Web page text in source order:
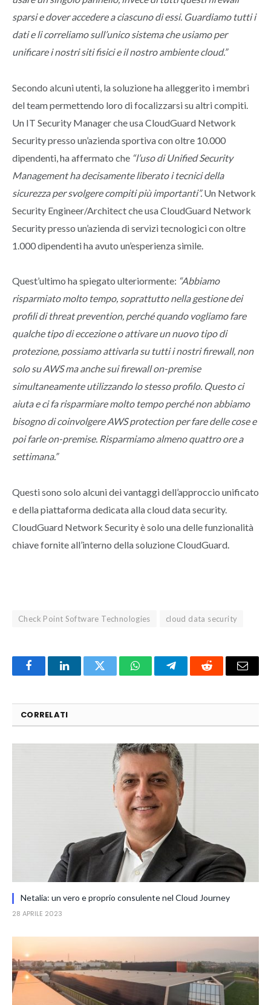
sparsi e dover accedere a ciascuno di essi. Guardiamo tutti i
dati e li correliamo sull’unico sistema che usiamo per
unificare i nostri siti fisici e il nostro ambiente cloud.”
Secondo alcuni utenti, la soluzione ha alleggerito i membri
del team permettendo loro di focalizzarsi su altri compiti.
Un IT Security Manager che usa CloudGuard Network
Security presso un’azienda sportiva con oltre 10.000
dipendenti, ha affermato che “l’uso di Unified Security
Management ha decisamente liberato i tecnici della
sicurezza per svolgere compiti più importanti”.Un Network
Security Engineer/Architect che usa CloudGuard Network
Security presso un’azienda di servizi tecnologici con oltre
1.000 dipendenti ha avuto un’esperienza simile.
Quest’ultimo ha spiegato ulteriormente: “Abbiamo
risparmiato molto tempo, soprattutto nella gestione dei
profili di threat prevention, perché quando vogliamo fare
qualche tipo di eccezione o attivare un nuovo tipo di
protezione, possiamo attivarla su tutti i nostri firewall, non
solo su AWS ma anche sui firewall on-premise
simultaneamente utilizzando lo stesso profilo. Questo ci
aiuta e ci fa risparmiare molto tempo perché non abbiamo
bisogno di coinvolgere AWS protection per fare delle cose e
poi farle on-premise. Risparmiamo almeno quattro ore a
settimana.”
Questi sono solo alcuni dei vantaggi dell’approccio unificato
e della piattaforma dedicata alla cloud data security.
CloudGuard Network Security è solo una delle funzionalità
chiave fornite all’interno della soluzione CloudGuard.
Check Point Software Technologies cloud data security
FacebookLinkedInTwitter WhatsAppTelegramReddit Email
CORRELATI
Netalia: un vero e proprio consulente nel Cloud Journey
28 APRILE 2023